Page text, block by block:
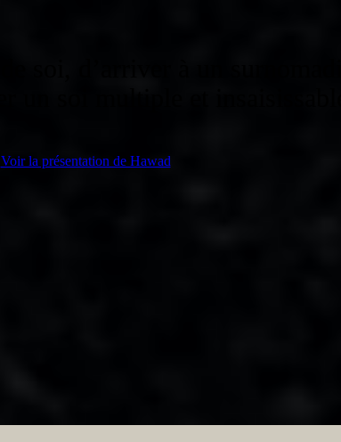
Voir la présentation de Hawad